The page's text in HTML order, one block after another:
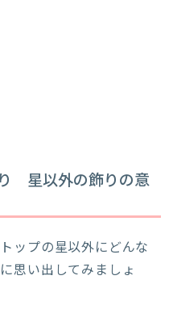
星以外の飾りの意
ップの星以外にどんな
思い出してみましょ